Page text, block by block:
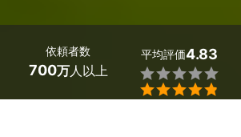
依頼者数
700万人以上
平均評価4.83

